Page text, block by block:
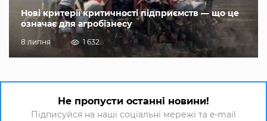
Нові критерії критичності підприємств — що це
означає для агробізнесу
8 липня 1 632
Не пропусти останні новини!
Підписуйся на наші соціальні мережі та e-mail